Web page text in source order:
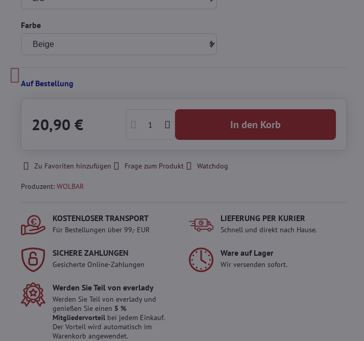
Farbe
Auf Bestellung
20,90 € In den Korb
Zu Favoriten hinzufügen Frage zum Produkt Watchdog
Produzent: WOLBAR
KOSTENLOSER TRANSPORT
Für Bestellungen über 99,- EUR
LIEFERUNG PER KURIER
Schnell und direkt nach Hause.
SICHERE ZAHLUNGEN
Gesicherte Online-Zahlungen
Ware auf Lager
Wir versenden sofort.
Werden Sie Teil von everlady
Werden Sie Teil von everlady und
genießen Sie einen 5 %
Mitgliedervorteilbei jedem Einkauf.
Der Vorteil wird automatisch im
Warenkorb angewendet.